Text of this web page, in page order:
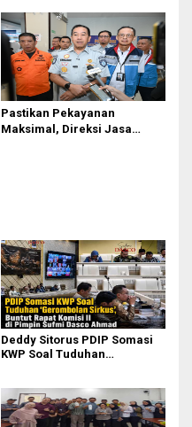
Pasifik Medan Industri
Pastikan Pekayanan
Maksimal, Direksi Jasa
Deddy Sitorus PDIP Somasi
KWP Soal Tuduhan
Sufmi Dasco Ahmad